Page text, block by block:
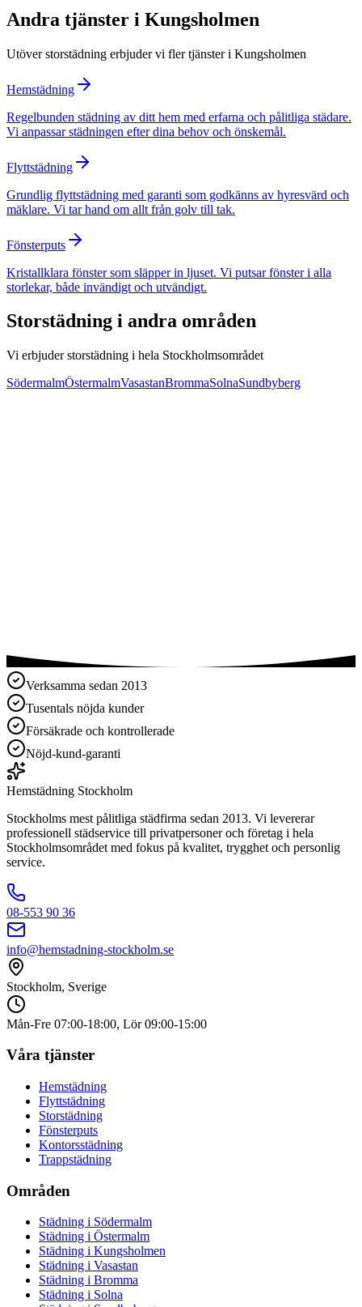
Andra tjänster i Kungsholmen
Utöverstorstädning erbjuder vi fler tjänster i Kungsholmen
Hemstädning
Regelbunden städning av ditt hem med erfarna och pålitliga städare.
Vi anpassar städningen efter dina behov och önskemål.
Flyttstädning
Grundlig flyttstädning med garanti som godkänns av hyresvärd och
mäklare. Vi tar hand om allt från golv till tak.
Fönsterputs
Kristallklara fönster som släpper in ljuset. Vi putsar fönster i alla
storlekar, både invändigt och utvändigt.
Storstädning i andra områden
Vi erbjuderstorstädning i hela Stockholmsområdet
SödermalmÖstermalmVasastanBrommaSolnaSundbyberg
Verksamma sedan 2013
Tusentals nöjda kunder
Försäkrade och kontrollerade
Nöjd-kund-garanti
Hemstädning Stockholm
Stockholms mest pålitliga städfirma sedan 2013. Vi levererar
professionell städservice till privatpersoner och företag i hela
Stockholmsområdet med fokus på kvalitet, trygghet och personlig
service.
08-553 90 36
info@hemstadning-stockholm.se
Stockholm, Sverige
Mån-Fre 07:00-18:00, Lör 09:00-15:00
Våra tjänster
Hemstädning
Flyttstädning
Storstädning
Fönsterputs
Kontorsstädning
Trappstädning
Områden
Städning i Södermalm
Städning i Östermalm
Städning i Kungsholmen
Städning i Vasastan
Städning i Bromma
Städning i Solna